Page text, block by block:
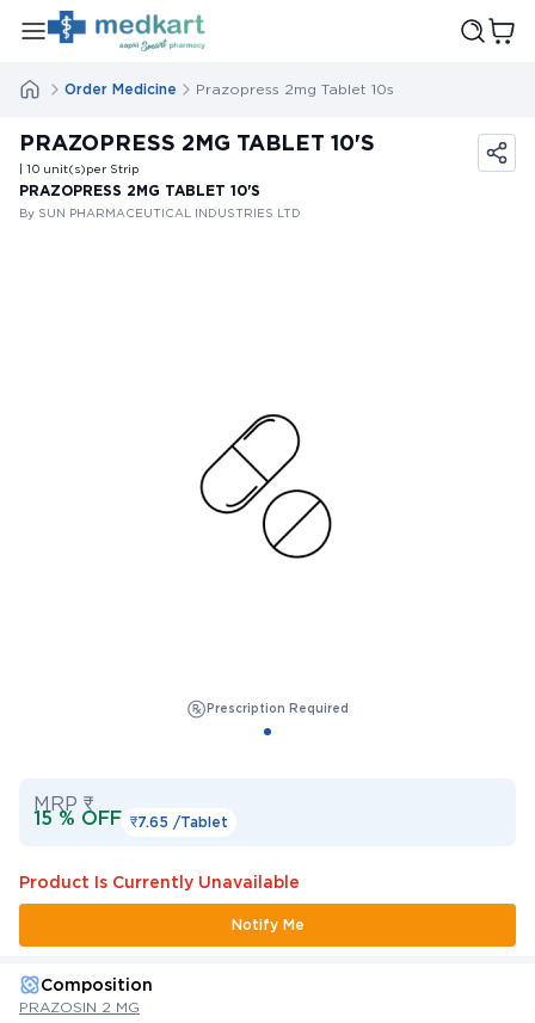
Order Medicine Prazopress 2mg Tablet 10s
PRAZOPRESS 2MG TABLET 10'S
| 10 unit(s)per Strip
PRAZOPRESS 2MG TABLET 10'S
By SUN PHARMACEUTICAL INDUSTRIES LTD
Prescription Required
MRP ₹
15 % OFF ₹7.65 /Tablet
Product Is Currently Unavailable
Notify Me
Composition
PRAZOSIN 2 MG